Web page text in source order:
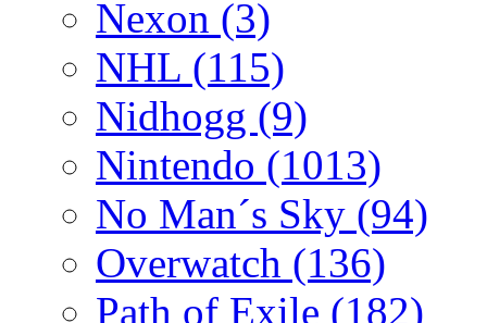
Nexon (3)
NHL (115)
Nidhogg (9)
Nintendo (1013)
No Man´s Sky (94)
Overwatch (136)
Path of Exile (182)